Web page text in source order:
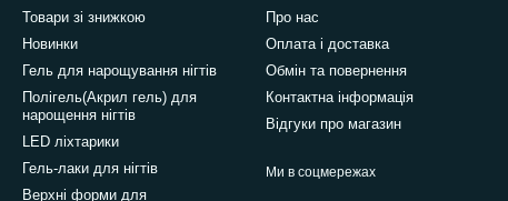
Товари зі знижкою
Новинки
Гель для нарощування нігтів
Полігель(Акрил гель) для
нарощення нігтів
LED ліхтарики
Гель-лаки для нігтів
Верхні форми для
Про нас
Оплата і доставка
Обмін та повернення
Контактна інформація
Відгуки про магазин
Ми в соцмережах